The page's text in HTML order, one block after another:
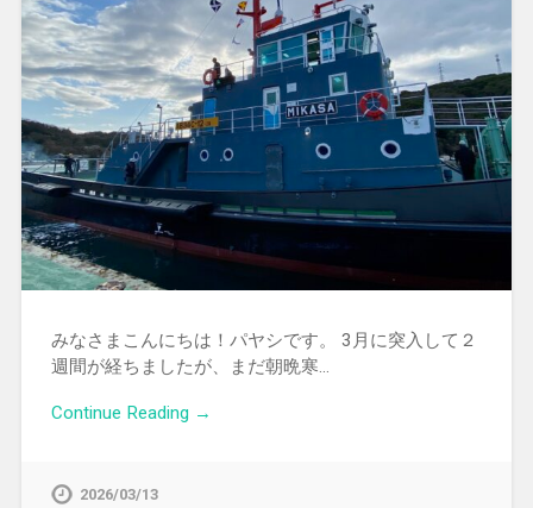
みなさまこんにちは！パヤシです。 3月に突入して２
週間が経ちましたが、まだ朝晩寒…
Continue Reading →
2026/03/13